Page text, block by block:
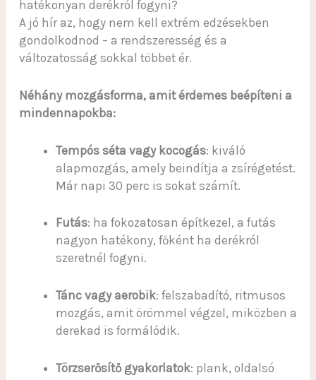
hatékonyan derékról fogyni?
A jó hír az, hogy nem kell extrém edzésekben
gondolkodnod – a rendszeresség és a
változatosság sokkal többet ér.
Néhány mozgásforma, amit érdemes beépíteni a
mindennapokba:
Tempós séta vagy kocogás: kiváló
alapmozgás, amely beindítja a zsírégetést.
Már napi 30 perc is sokat számít.
Futás: ha fokozatosan építkezel, a futás
nagyon hatékony, főként ha derékról
szeretnél fogyni.
Tánc vagy aerobik: felszabadító, ritmusos
mozgás, amit örömmel végzel, miközben a
derekad is formálódik.
Törzserősítő gyakorlatok: plank, oldalsó